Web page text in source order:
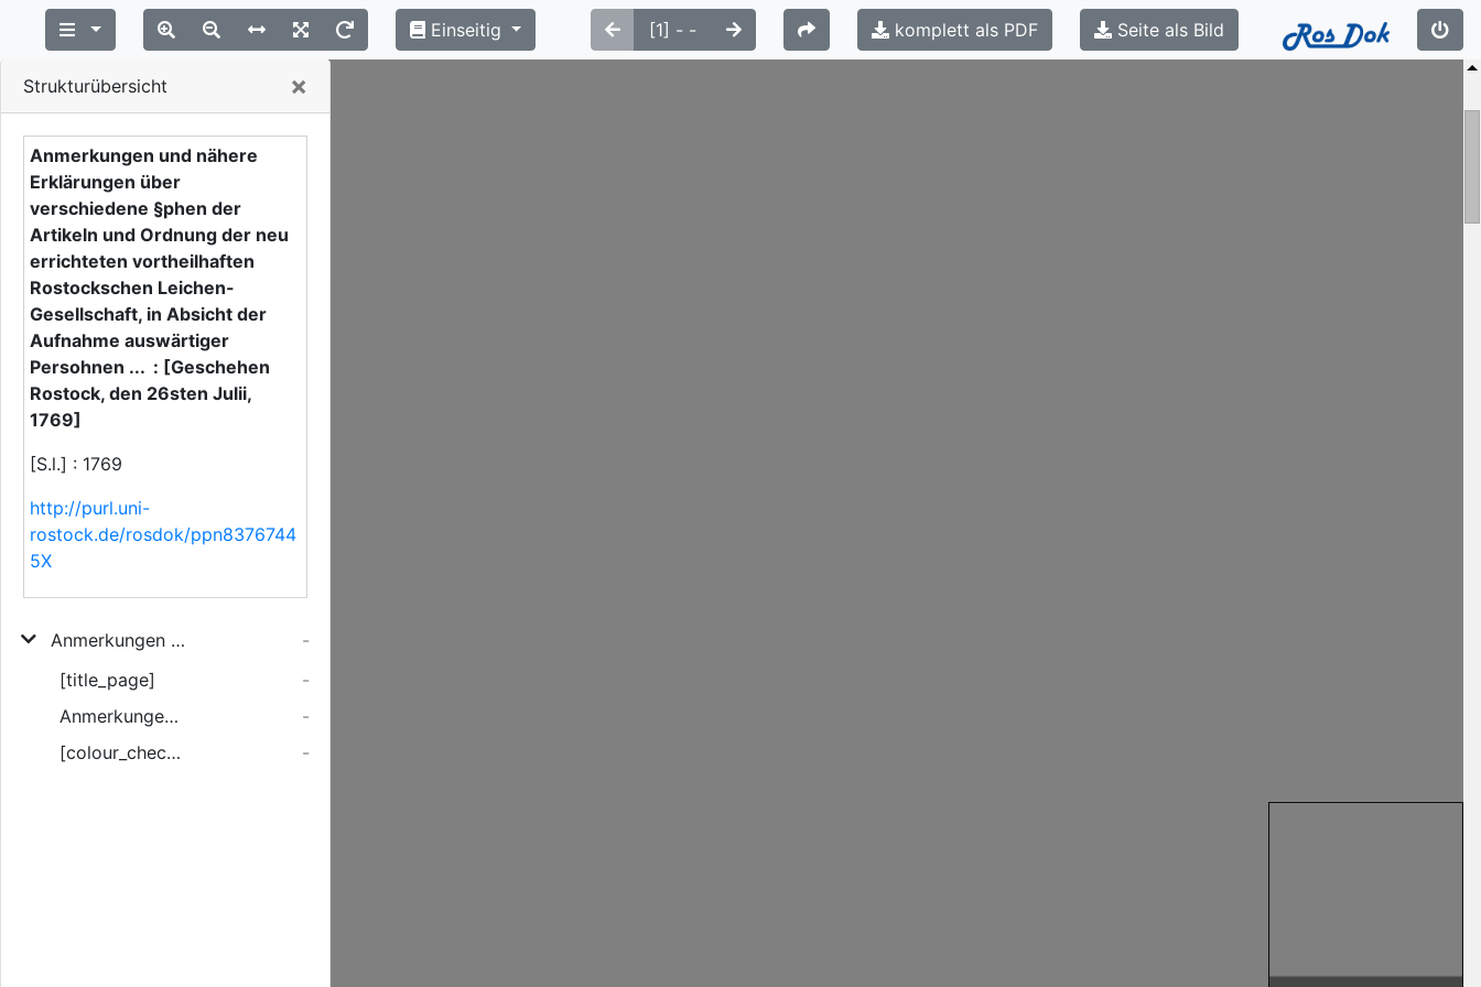
Strukturübersicht ×
Anmerkungen und nähere
Erklärungen über
verschiedene §phen der
Artikeln und Ordnung der neu
errichteten vortheilhaften
Rostockschen Leichen-
Gesellschaft, in Absicht der
Aufnahme auswärtiger
Persohnen ... : [Geschehen
Rostock, den 26sten Julii,
1769]
[S.l.] : 1769
http://purl.uni-
rostock.de/rosdok/ppn8376744
5X
Anmerkungen und nähere Erklärungen über verschiedene §phen der Artikeln und Ordnung der neu errichteten vortheilhaften Rostockschen Leichen-Gesellschaft, in Absicht der Aufnahme auswärtiger Persohnen ...
-
[title_page]
-
Anmerkungen und naehere Erklaerungen...
-
[colour_checker]
-
Einseitig komplett als PDF Seite als Bild